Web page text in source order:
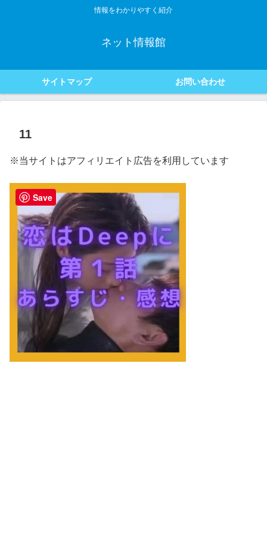
情報をわかりやすく紹介
ネット情報館
サイトマップ お問い合わせ
11
※当サイトはアフィリエイト広告を利用しています
Save